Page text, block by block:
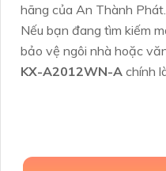
hãng của An Thành Phát.
Nếu bạn đang tìm kiếm
bảo vệ ngôi nhà hoặc
KX-A2012WN-A chính